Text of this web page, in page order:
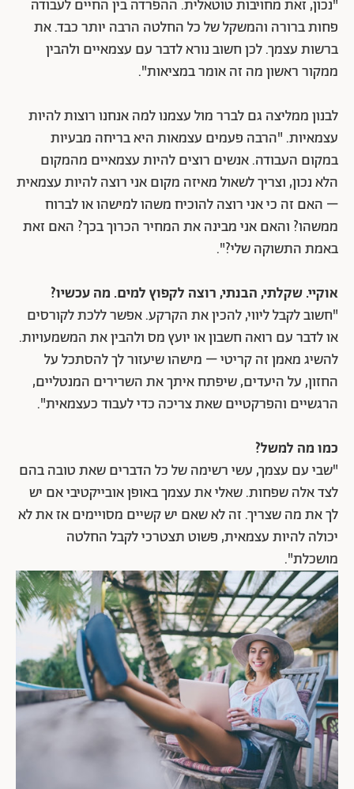
"נכון, זאת מחויבות טוטאלית. ההפרדה בין החיים לעבודה
פחות ברורה והמשקל של כל החלטה הרבה יותר כבד. את
ברשות עצמך. לכן חשוב נורא לדבר עם עצמאיים ולהבין
ממקור ראשון מה זה אומר במציאות".
לבנון ממליצה גם לברר מול עצמנו למה אנחנו רוצות להיות
עצמאיות. "הרבה פעמים עצמאות היא בריחה מבעיות
במקום העבודה. אנשים רוצים להיות עצמאיים מהמקום
הלא נכון, וצריך לשאול מאיזה מקום אני רוצה להיות עצמאית
– האם זה כי אני רוצה להוכיח משהו למישהו או לברוח
ממשהו? והאם אני מבינה את המחיר הכרוך בכך? האם זאת
באמת התשוקה שלי?".
אוקיי. שקלתי, הבנתי, רוצה לקפוץ למים. מה עכשיו?
"חשוב לקבל ליווי, להכין את הקרקע. אפשר ללכת לקורסים
או לדבר עם רואה חשבון או יועץ מס ולהבין את המשמעויות.
להשיג מאמן זה קריטי – מישהו שיעזור לך להסתכל על
החזון, על היעדים, שיפתח איתך את השרירים המנטליים,
הרגשיים והפרקטיים שאת צריכה כדי לעבוד כעצמאית".
כמו מה למשל?
"שבי עם עצמך, עשי רשימה של כל הדברים שאת טובה בהם
לצד אלה שפחות. שאלי את עצמך באופן אובייקטיבי אם יש
לך את מה שצריך. זה לא שאם יש קשיים מסויימים אז את לא
יכולה להיות עצמאית, פשוט תצטרכי לקבל החלטה
מושכלת".